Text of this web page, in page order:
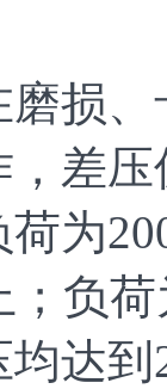
、
差
荷为
；负
达